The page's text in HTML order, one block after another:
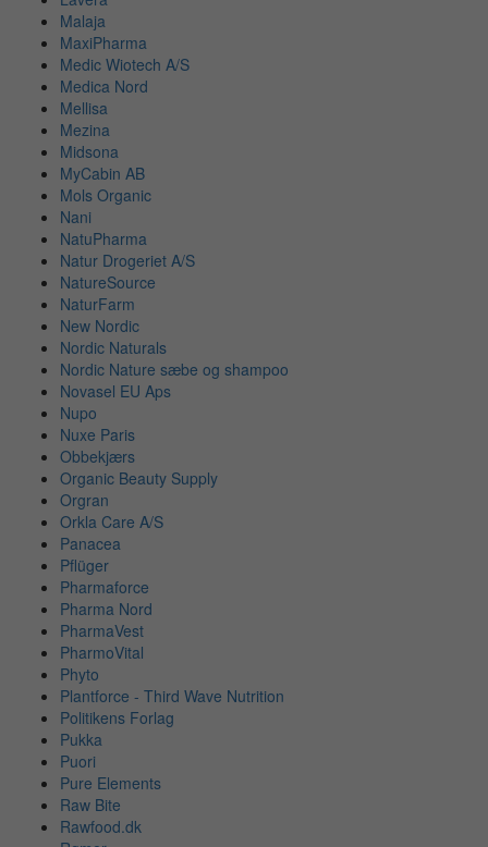
Malaja
MaxiPharma
Medic Wiotech A/S
Medica Nord
Mellisa
Mezina
Midsona
MyCabin AB
Mols Organic
Nani
NatuPharma
Natur Drogeriet A/S
NatureSource
NaturFarm
New Nordic
Nordic Naturals
Nordic Nature sæbe og shampoo
Novasel EU Aps
Nupo
Nuxe Paris
Obbekjærs
Organic Beauty Supply
Orgran
Orkla Care A/S
Panacea
Pflüger
Pharmaforce
Pharma Nord
PharmaVest
PharmoVital
Phyto
Plantforce - Third Wave Nutrition
Politikens Forlag
Pukka
Puori
Pure Elements
Raw Bite
Rawfood.dk